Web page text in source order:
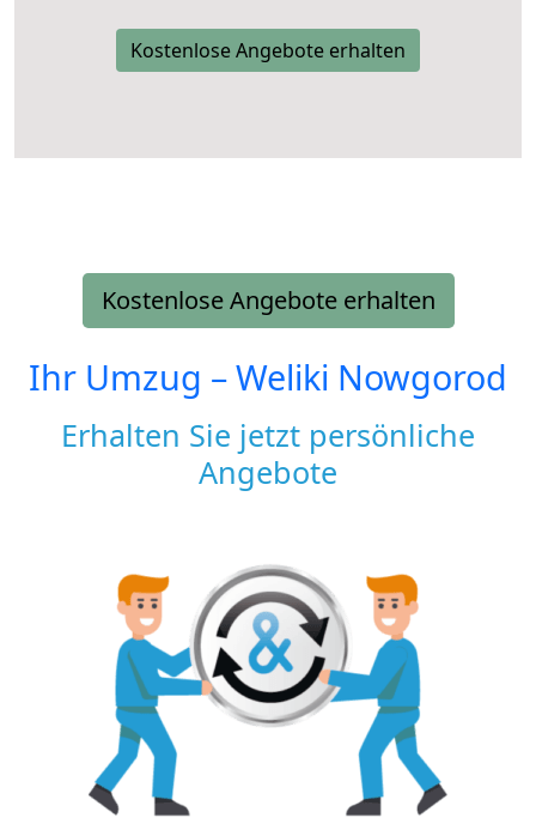
Kostenlose Angebote erhalten
Kostenlose Angebote erhalten
Ihr Umzug –Weliki Nowgorod
Erhalten Sie jetzt persönliche
Angebote